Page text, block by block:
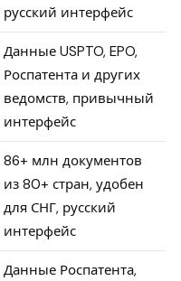
русский интерфейс
Данные USPTO, EPO,
Роспатента и других
ведомств, привычный
интерфейс
86+ млн документов
из 80+ стран, удобен
для СНГ, русский
интерфейс
Данные Роспатента,